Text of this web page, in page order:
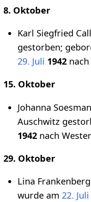
8. Oktober
Karl Siegfried
gestorben;
29. Juli 1942
15. Oktober
Johanna
Auschwitz
1942 nach
29. Oktober
Lina
wurde am 22. Juli